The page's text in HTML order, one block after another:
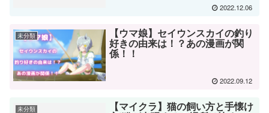
2022.12.06
未分類 【ウマ娘】セイウンスカイの釣り
好きの由来は！？あの漫画が関
係！！
2022.09.12
未分類 【マイクラ】猫の飼い方と手懐け